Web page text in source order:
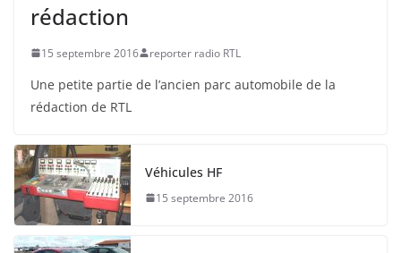
rédaction
15 septembre 2016 reporter radio RTL
Une petite partie de l’ancien parc automobile de la
rédaction de RTL
Véhicules HF
15 septembre 2016